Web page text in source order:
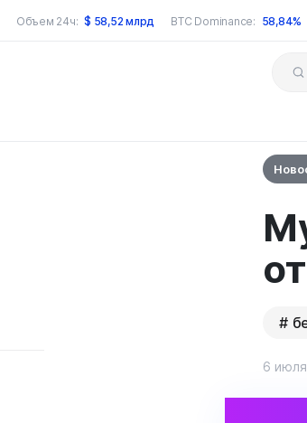
Объем 24ч: $ 58,52 млрд BTC Dominance: 58,84%
6